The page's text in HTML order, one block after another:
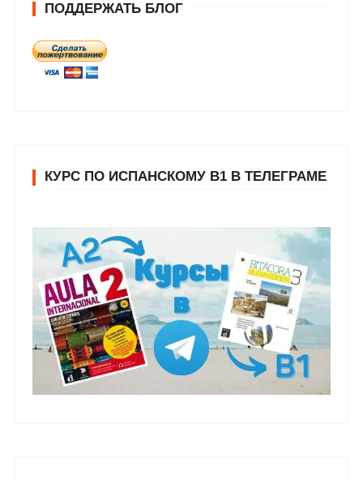
ПОДДЕРЖАТЬ БЛОГ
КУРС ПО ИСПАНСКОМУ В1 В ТЕЛЕГРАМЕ